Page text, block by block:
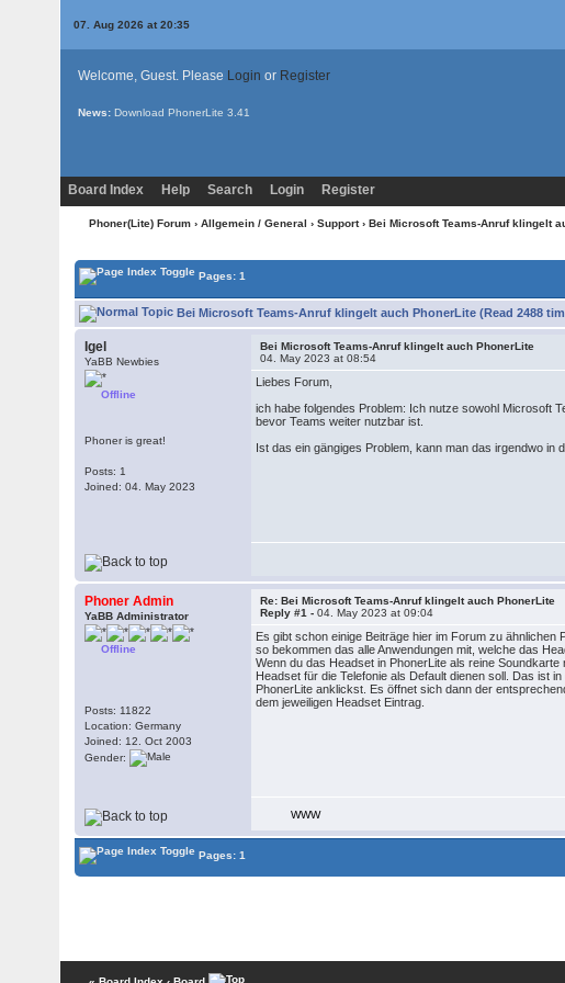
07. Aug 2026 at 20:35
Welcome, Guest. Please Login or Register
News: Download PhonerLite 3.41
Board Index Help Search Login Register
Phoner(Lite) Forum › Allgemein / General › Support› Bei Microsoft Teams-Anruf klingelt
Pages: 1
Bei Microsoft Teams-Anruf klingelt auch PhonerLite (Read 2488
Igel
YaBB Newbies
Offline
Phoner is great!
Posts: 1
Joined: 04. May 2023
Bei Microsoft Teams-Anruf klingelt auch PhonerLite
04. May 2023 at 08:54
Liebes Forum,
ich habe folgendes Problem: Ich nutze sowohl Microsoft
bevor Teams weiter nutzbar ist.
Ist das ein gängiges Problem, kann man das irgendwo in
Phoner Admin
YaBB Administrator
Offline
Posts: 11822
Location: Germany
Joined: 12. Oct 2003
Gender:
Re: Bei Microsoft Teams-Anruf klingelt auch PhonerLite
Reply #1 -04. May 2023 at 09:04
Es gibt schon einige Beiträge hier im Forum zu
so bekommen das alle Anwendungen mit, welche das
Wenn du das Headset in PhonerLite als reine
Headset für die Telefonie als Default dienen soll. Das ist
PhonerLite anklickst. Es öffnet sich dann der
dem jeweiligen Headset Eintrag.
WWW
Pages: 1